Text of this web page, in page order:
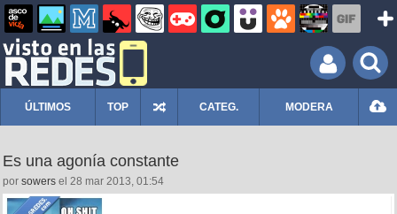
ÚLTIMOS TOP CATEG. MODERA
Es una agonía constante
por sowers el 28 mar 2013, 01:54